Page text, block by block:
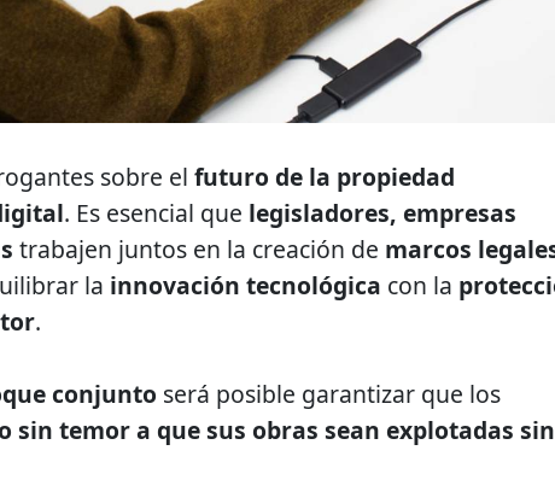
sobre el futuro de la propiedad
. Es esencial que legisladores, empresas
trabajen juntos en la creación de marcos
la innovación tecnológica con la
.
conjunto será posible garantizar que los
sin temor a que sus obras sean explotadas sin